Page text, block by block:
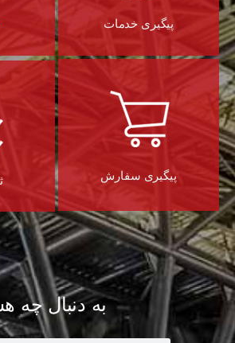
پیگیری خدمات
پیگیری سفارش
به دنبال چه